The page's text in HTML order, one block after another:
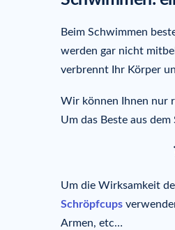
Beim Schwimmen
werden gar nicht
verbrennt Ihr Körper
Wir können Ihnen nur
Um das Beste aus
Um die Wirksamkeit
Schröpfcups
Armen, etc…